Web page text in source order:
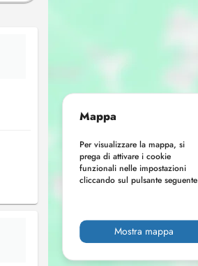
Mappa
Per visualizzare la mappa, si
prega di attivare i cookie
funzionali nelle impostazioni
cliccando sul pulsante seguente
Mostra mappa